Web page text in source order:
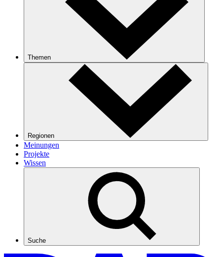
Themen
Regionen
Meinungen
Projekte
Wissen
Suche